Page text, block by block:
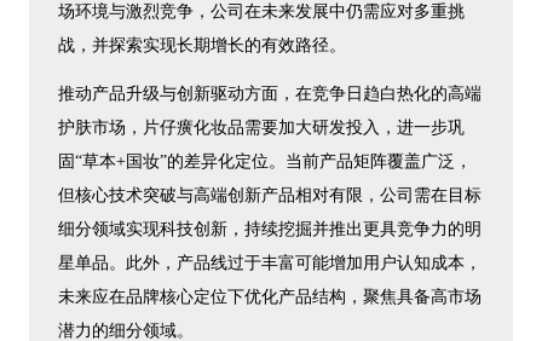
场环境与激烈竞争，公司在未来发展中仍需应对多重挑
战，并探索实现长期增长的有效路径。
推动产品升级与创新驱动方面，在竞争日趋白热化的高端
护肤市场，片仔癀化妆品需要加大研发投入，进一步巩
固“草本+国妆”的差异化定位。当前产品矩阵覆盖广泛，
但核心技术突破与高端创新产品相对有限，公司需在目标
细分领域实现科技创新，持续挖掘并推出更具竞争力的明
星单品。此外，产品线过于丰富可能增加用户认知成本，
未来应在品牌核心定位下优化产品结构，聚焦具备高市场
潜力的细分领域。